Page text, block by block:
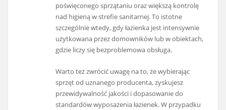
poświęconego sprzątaniu oraz większą kontrolę
nad higieną w strefie sanitarnej. To istotne
szczególnie wtedy, gdy łazienka jest intensywnie
użytkowana przez domowników lub w obiektach,
gdzie liczy się bezproblemowa obsługa.
Warto też zwrócić uwagę na to, że wybierając
sprzęt od uznanego producenta, zyskujesz
przewidywalność jakości i dopasowanie do
standardów wyposażenia łazienek. W przypadku